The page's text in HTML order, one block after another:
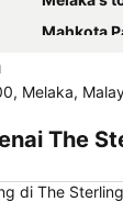
Mahkota
Istana
Masjid
Runtuhan
Medan
Melaka,
The
di The